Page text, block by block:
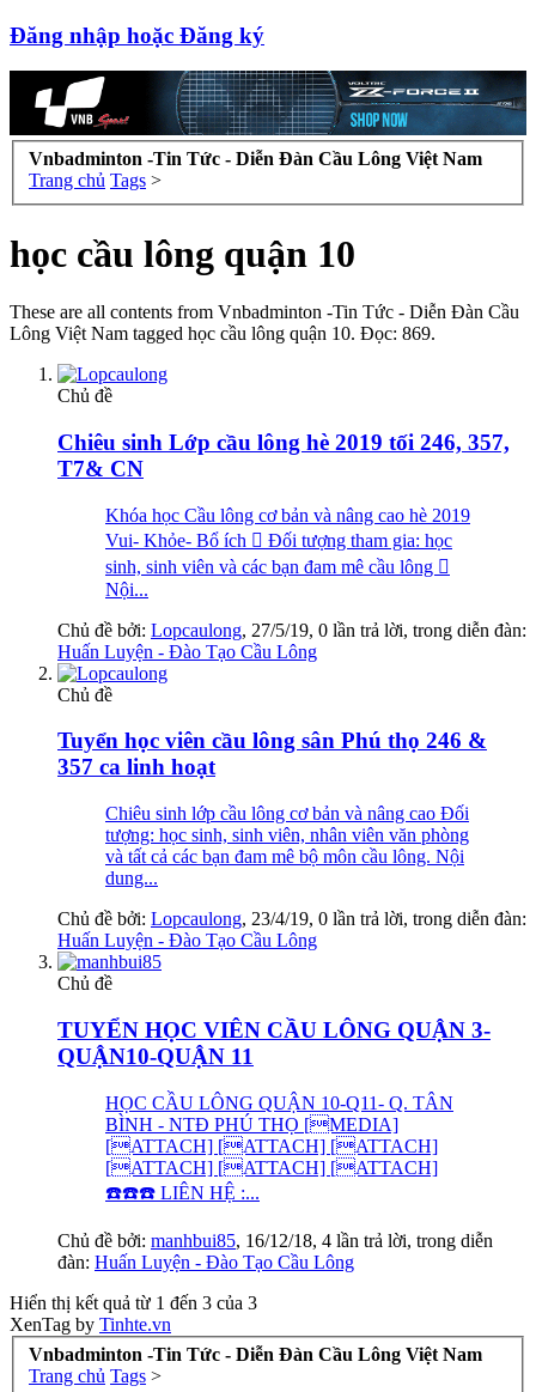
Đăng nhập hoặc Đăng ký
Vnbadminton -Tin Tức - Diễn Đàn Cầu Lông Việt Nam
Trang chủ Tags >
học cầu lông quận 10
These are all contents from Vnbadminton -Tin Tức - Diễn Đàn Cầu
Lông Việt Nam tagged học cầu lông quận 10. Đọc: 869.
Chủ đề
Chiêu sinh Lớp cầu lông hè 2019 tối 246, 357,
T7& CN
Khóa học Cầu lông cơ bản và nâng cao hè 2019
Vui- Khỏe- Bổ ích  Đối tượng tham gia: học
sinh, sinh viên và các bạn đam mê cầu lông 
Nội...
Chủ đề bởi: Lopcaulong, 27/5/19, 0 lần trả lời, trong diễn đàn:
Huấn Luyện - Đào Tạo Cầu Lông
Chủ đề
Tuyển học viên cầu lông sân Phú thọ 246 &
357 ca linh hoạt
Chiêu sinh lớp cầu lông cơ bản và nâng cao Đối
tượng: học sinh, sinh viên, nhân viên văn phòng
và tất cả các bạn đam mê bộ môn cầu lông. Nội
dung...
Chủ đề bởi: Lopcaulong, 23/4/19, 0 lần trả lời, trong diễn đàn:
Huấn Luyện - Đào Tạo Cầu Lông
Chủ đề
TUYỂN HỌC VIÊN CẦU LÔNG QUẬN 3-
QUẬN10-QUẬN 11
HỌC CẦU LÔNG QUẬN 10-Q11- Q. TÂN
BÌNH - NTĐ PHÚ THỌ [MEDIA]
[ATTACH] [ATTACH] [ATTACH]
[ATTACH] [ATTACH] [ATTACH]
☎️☎️☎️ LIÊN HỆ :...
Chủ đề bởi: manhbui85, 16/12/18, 4 lần trả lời, trong diễn
đàn: Huấn Luyện - Đào Tạo Cầu Lông
Hiển thị kết quả từ 1 đến 3 của 3
XenTag by Tinhte.vn
Vnbadminton -Tin Tức - Diễn Đàn Cầu Lông Việt Nam
Trang chủ Tags >